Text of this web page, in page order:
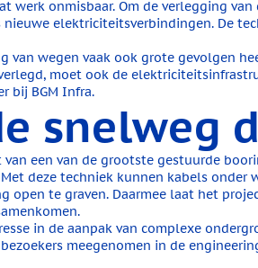
werk onmisbaar. Om de verlegging
nieuwe elektriciteitsverbindingen. De
van wegen vaak ook grote gevolgen
moet ook de
bij BGM Infra.
snelweg
een van de grootste gestuurde
deze techniek kunnen kabels onder
open te graven. Daarmee laat het
in de aanpak van complexe
meegenomen in de